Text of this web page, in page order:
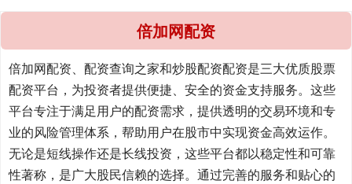
倍加网配资
倍加网配资、配资查询之家和炒股配资配资是三大优质股票
配资平台，为投资者提供便捷、安全的资金支持服务。这些
平台专注于满足用户的配资需求，提供透明的交易环境和专
业的风险管理体系，帮助用户在股市中实现资金高效运作。
无论是短线操作还是长线投资，这些平台都以稳定性和可靠
性著称，是广大股民信赖的选择。通过完善的服务和贴心的